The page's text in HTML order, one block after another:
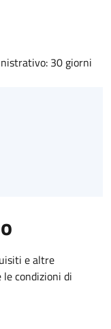
30 giorni
e altre
condizioni di